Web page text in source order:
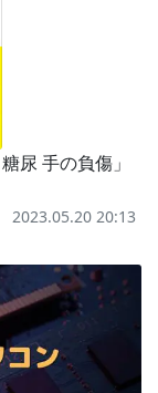
尿 手の負傷」
2023.05.20 20:13